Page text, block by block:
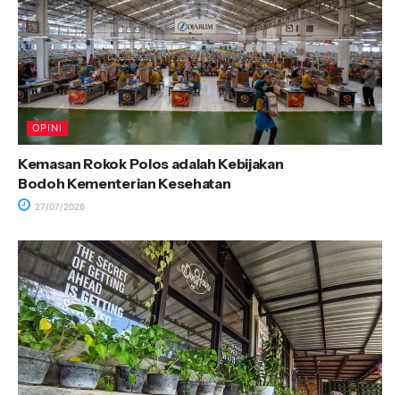
OPINI
Kemasan Rokok Polos adalah Kebijakan
Bodoh Kementerian Kesehatan
27/07/2026